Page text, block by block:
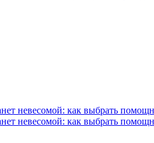
невесомой: как выбрать
невесомой: как выбрать